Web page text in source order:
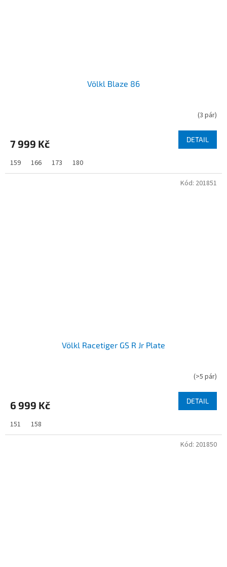
Völkl Blaze 86
(3 pár)
7 999 Kč DETAIL
159 166 173 180
Völkl Racetiger GS R Jr Plate
(>5 pár)
6 999 Kč DETAIL
151 158
Kód: 201851
Kód: 201850